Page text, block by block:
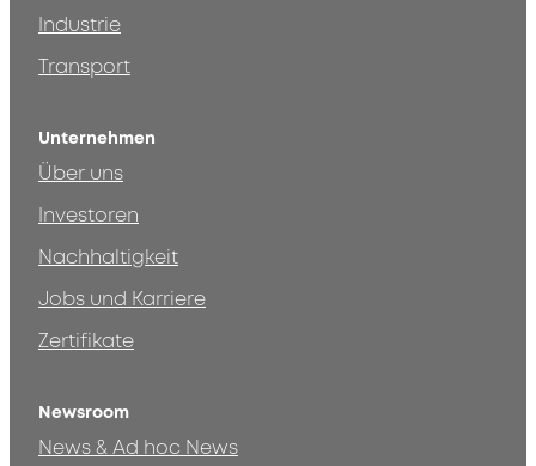
Industrie
Transport
Unternehmen
Über uns
Investoren
Nachhaltigkeit
Jobs und Karriere
Zertifikate
Newsroom
News & Ad hoc News